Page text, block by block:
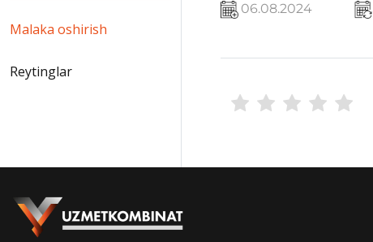
Malaka oshirish
Reytinglar
06.08.2024